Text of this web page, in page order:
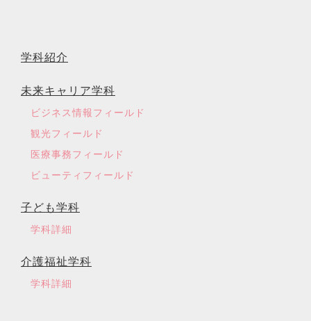
学科紹介
未来キャリア学科
ビジネス情報フィールド
観光フィールド
医療事務フィールド
ビューティフィールド
子ども学科
学科詳細
介護福祉学科
学科詳細